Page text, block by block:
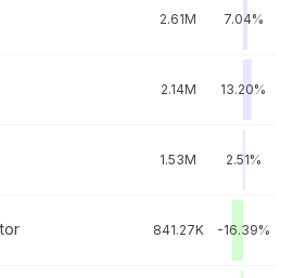
2.61M 7.04%
2.14M 13.20%
1.53M 2.51%
841.27K -16.39%